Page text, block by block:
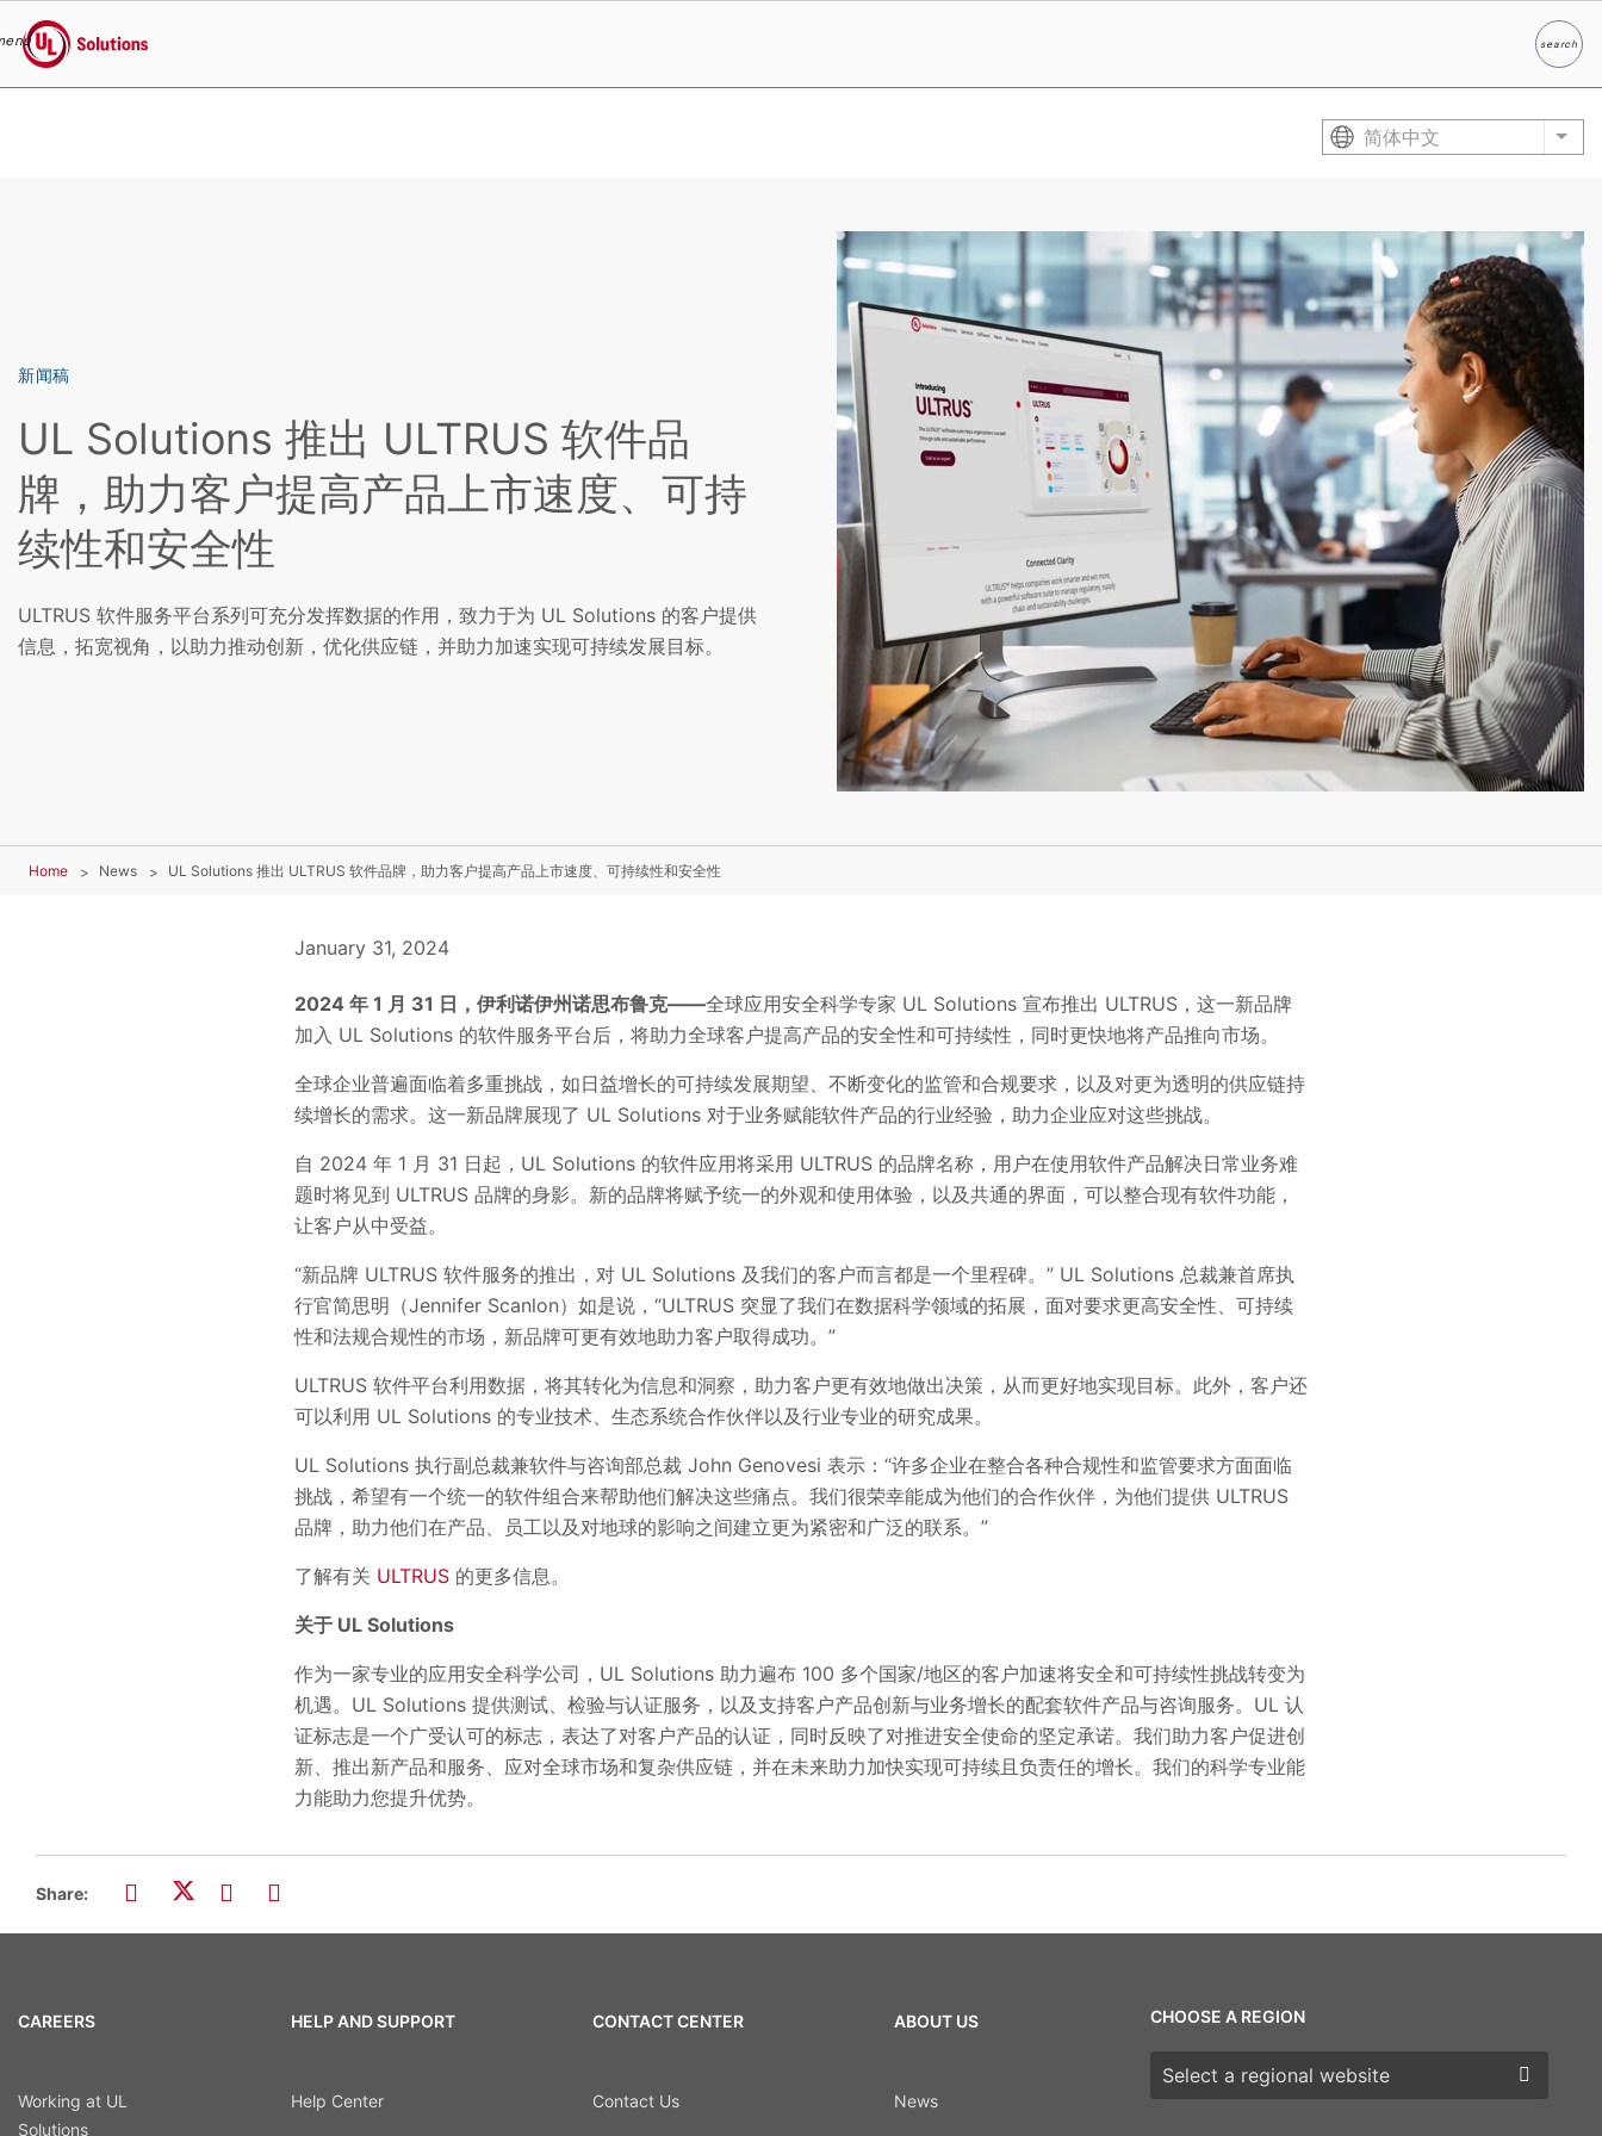
UL Solutions
searchSearch
简体中文 List
新闻稿
UL Solutions 推出 ULTRUS 软件品
牌，助力客户提高产品上市速度、可持
续性和安全性
ULTRUS 软件服务平台系列可充分发挥数据的作用，致力于为 UL Solutions 的客户提供
信息，拓宽视角，以助力推动创新，优化供应链，并助力加速实现可持续发展目标。
Home News UL Solutions 推出 ULTRUS 软件品牌，助力客户提高产品上市速度、可持续性和安全性
January 31, 2024
2024 年 1 月 31 日，伊利诺伊州诺思布鲁克——全球应用安全科学专家 UL Solutions 宣布推出 ULTRUS，这一新品牌
加入 UL Solutions 的软件服务平台后，将助力全球客户提高产品的安全性和可持续性，同时更快地将产品推向市场。
全球企业普遍面临着多重挑战，如日益增长的可持续发展期望、不断变化的监管和合规要求，以及对更为透明的供应链持
续增长的需求。这一新品牌展现了 UL Solutions 对于业务赋能软件产品的行业经验，助力企业应对这些挑战。
自 2024 年 1 月 31 日起，UL Solutions 的软件应用将采用 ULTRUS 的品牌名称，用户在使用软件产品解决日常业务难
题时将见到 ULTRUS 品牌的身影。新的品牌将赋予统一的外观和使用体验，以及共通的界面，可以整合现有软件功能，
让客户从中受益。
“新品牌 ULTRUS 软件服务的推出，对 UL Solutions 及我们的客户而言都是一个里程碑。” UL Solutions 总裁兼首席执
行官简思明（Jennifer Scanlon）如是说，“ULTRUS 突显了我们在数据科学领域的拓展，面对要求更高安全性、可持续
性和法规合规性的市场，新品牌可更有效地助力客户取得成功。”
ULTRUS 软件平台利用数据，将其转化为信息和洞察，助力客户更有效地做出决策，从而更好地实现目标。此外，客户还
可以利用 UL Solutions 的专业技术、生态系统合作伙伴以及行业专业的研究成果。
UL Solutions 执行副总裁兼软件与咨询部总裁 John Genovesi 表示：“许多企业在整合各种合规性和监管要求方面面临
挑战，希望有一个统一的软件组合来帮助他们解决这些痛点。我们很荣幸能成为他们的合作伙伴，为他们提供 ULTRUS
品牌，助力他们在产品、员工以及对地球的影响之间建立更为紧密和广泛的联系。”
了解有关 ULTRUS 的更多信息。
关于 UL Solutions
作为一家专业的应用安全科学公司，UL Solutions 助力遍布 100 多个国家/地区的客户加速将安全和可持续性挑战转变为
机遇。UL Solutions 提供测试、检验与认证服务，以及支持客户产品创新与业务增长的配套软件产品与咨询服务。UL 认
证标志是一个广受认可的标志，表达了对客户产品的认证，同时反映了对推进安全使命的坚定承诺。我们助力客户促进创
新、推出新产品和服务、应对全球市场和复杂供应链，并在未来助力加快实现可持续且负责任的增长。我们的科学专业能
力能助力您提升优势。
Share:
CAREERS
Working at UL
Solutions
HELP AND SUPPORT
Help Center
CONTACT CENTER
Contact Us
ABOUT US
News
CHOOSE A REGION
Choose a region